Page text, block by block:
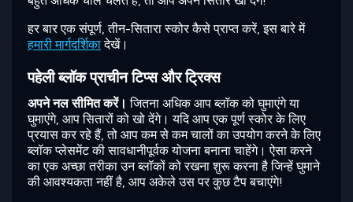
हर बार एक संपूर्ण, तीन-सितारा स्कोर कैसे प्राप्त करें, इस बारे में
हमारी मार्गदर्शिकादेखें।
पहेली ब्लॉक प्राचीन टिप्स और ट्रिक्स
अपने नल सीमित करें। जितना अधिक आप ब्लॉक को घुमाएंगे या
घुमाएंगे, आप सितारों को खो देंगे। यदि आप एक पूर्ण स्कोर के लिए
प्रयास कर रहे हैं, तो आप कम से कम चालों का उपयोग करने के लिए
ब्लॉक प्लेसमेंट की सावधानीपूर्वक योजना बनाना चाहेंगे। ऐसा करने
का एक अच्छा तरीका उन ब्लॉकों को रखना शुरू करना है जिन्हें घुमाने
की आवश्यकता नहीं है, आप अकेले उस पर कुछ टैप बचाएंगे!